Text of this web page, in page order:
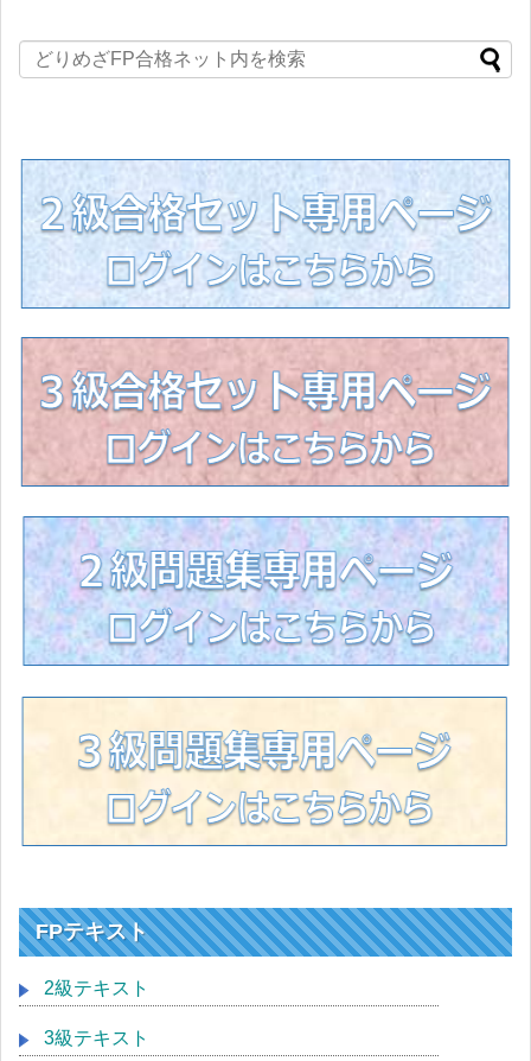
FPテキスト
2級テキスト
3級テキスト